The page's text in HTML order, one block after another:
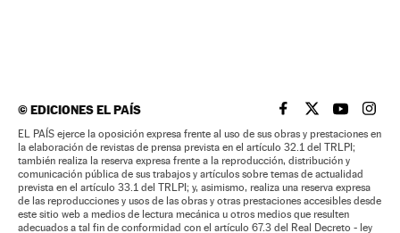
©EDICIONES EL PAÍS EL PAÍS BRASIL EN
EL PAÍSEL PAÍS
EL
EL PAÍS ejerce la oposición expresa frente al uso de sus obras y prestaciones en
la elaboración de revistas de prensa prevista en el artículo 32.1 del TRLPI;
también realiza la reserva expresa frente a la reproducción, distribución y
comunicación pública de sus trabajos y artículos sobre temas de actualidad
prevista en el artículo 33.1 del TRLPI; y, asimismo, realiza una reserva expresa
de las reproducciones y usos de las obras y otras prestaciones accesibles desde
este sitio web a medios de lectura mecánica u otros medios que resulten
adecuados a tal fin de conformidad con el artículo 67.3 del Real Decreto - ley